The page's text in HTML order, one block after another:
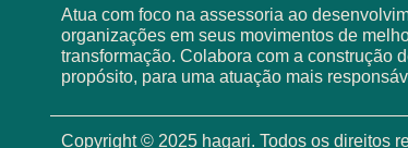
Atua com foco na assessoria ao
organizações em seus movimentos de
transformação. Colabora com a construção
propósito, para uma atuação mais
Copyright © 2025 hagari. Todos os direitos